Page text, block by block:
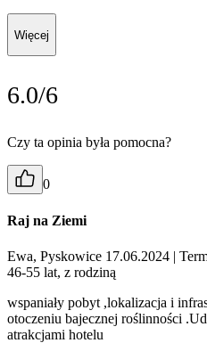
Więcej
6.0/6
Czy ta opinia była pomocna?
0
Raj na Ziemi
Ewa, Pyskowice 17.06.2024 |
46-55 lat, z rodziną
wspaniały pobyt ,lokalizacja i
otoczeniu bajecznej roślinności
atrakcjami hotelu